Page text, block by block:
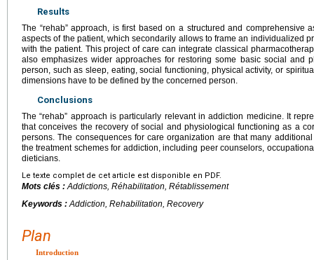
Results
The “rehab” approach, is first based on a structured and comprehensive
aspects of the patient, which secondarily allows to frame an individualized
with the patient. This project of care can integrate classical
also emphasizes wider approaches for restoring some basic social and
person, such as sleep, eating, social functioning, physical activity, or
dimensions have to be defined by the concerned person.
Conclusions
The “rehab” approach is particularly relevant in addiction medicine. It
that conceives the recovery of social and physiological functioning as a
persons. The consequences for care organization are that many
the treatment schemes for addiction, including peer counselors,
dieticians.
Le texte complet de cet article est disponible en PDF.
Mots clés :Addictions, Réhabilitation, Rétablissement
Keywords :Addiction, Rehabilitation, Recovery
Plan
Introduction